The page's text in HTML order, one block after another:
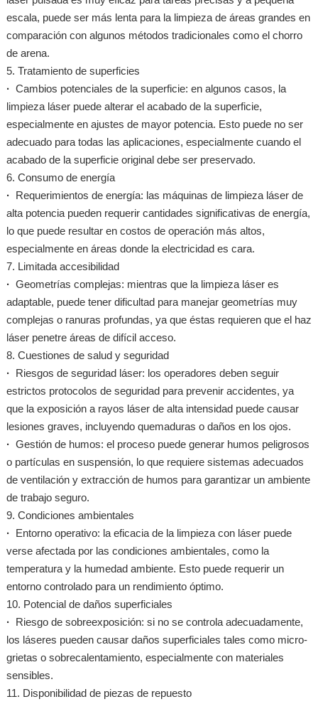
escala, puede ser más lenta para la limpieza de áreas grandes en
comparación con algunos métodos tradicionales como el chorro
de arena.
5. Tratamiento de superficies
· Cambios potenciales de la superficie: en algunos casos, la
limpieza láser puede alterar el acabado de la superficie,
especialmente en ajustes de mayor potencia. Esto puede no ser
adecuado para todas las aplicaciones, especialmente cuando el
acabado de la superficie original debe ser preservado.
6. Consumo de energía
· Requerimientos de energía: las máquinas de limpieza láser de
alta potencia pueden requerir cantidades significativas de energía,
lo que puede resultar en costos de operación más altos,
especialmente en áreas donde la electricidad es cara.
7. Limitada accesibilidad
· Geometrías complejas: mientras que la limpieza láser es
adaptable, puede tener dificultad para manejar geometrías muy
complejas o ranuras profundas, ya que éstas requieren que el haz
láser penetre áreas de difícil acceso.
8. Cuestiones de salud y seguridad
· Riesgos de seguridad láser: los operadores deben seguir
estrictos protocolos de seguridad para prevenir accidentes, ya
que la exposición a rayos láser de alta intensidad puede causar
lesiones graves, incluyendo quemaduras o daños en los ojos.
· Gestión de humos: el proceso puede generar humos peligrosos
o partículas en suspensión, lo que requiere sistemas adecuados
de ventilación y extracción de humos para garantizar un ambiente
de trabajo seguro.
9. Condiciones ambientales
· Entorno operativo: la eficacia de la limpieza con láser puede
verse afectada por las condiciones ambientales, como la
temperatura y la humedad ambiente. Esto puede requerir un
entorno controlado para un rendimiento óptimo.
10. Potencial de daños superficiales
· Riesgo de sobreexposición: si no se controla adecuadamente,
los láseres pueden causar daños superficiales tales como micro-
grietas o sobrecalentamiento, especialmente con materiales
sensibles.
11. Disponibilidad de piezas de repuesto